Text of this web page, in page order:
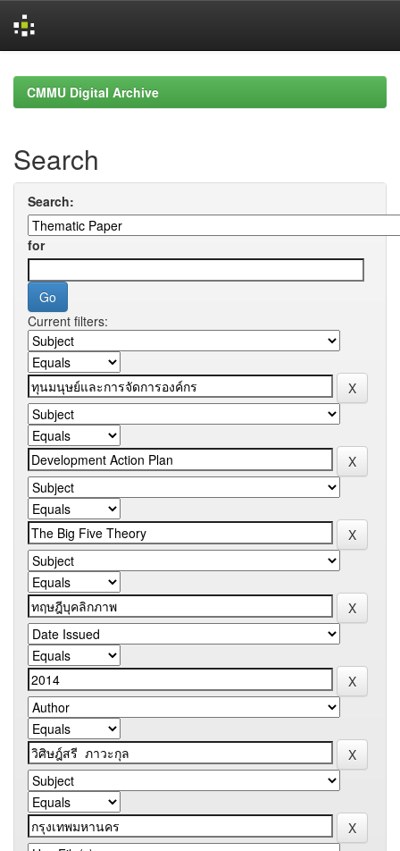
navigationCMMU Digital Archive
Search
Search:
for
Current filters: